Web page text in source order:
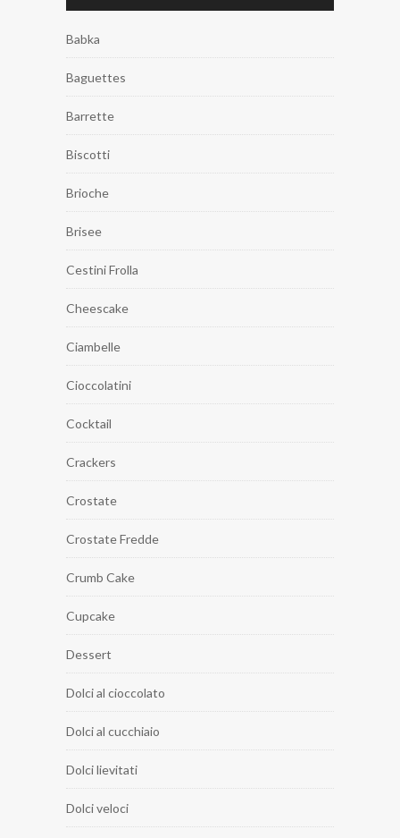
Babka
Baguettes
Barrette
Biscotti
Brioche
Brisee
Cestini Frolla
Cheescake
Ciambelle
Cioccolatini
Cocktail
Crackers
Crostate
Crostate Fredde
Crumb Cake
Cupcake
Dessert
Dolci al cioccolato
Dolci al cucchiaio
Dolci lievitati
Dolci veloci